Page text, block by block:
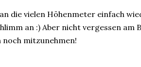
die vielen Höhenmeter einfach
an :) Aber nicht vergessen
mitzunehmen!